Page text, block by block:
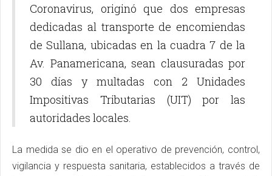
Coronavirus, originó que dos empresas
dedicadas al transporte de encomiendas
de Sullana, ubicadas en la cuadra 7 de la
Av. Panamericana, sean clausuradas por
30 días y multadas con 2 Unidades
Impositivas Tributarias (UIT) por las
autoridades locales.
La medida se dio en el operativo de prevención, control,
vigilancia y respuesta sanitaria, establecidos a través de